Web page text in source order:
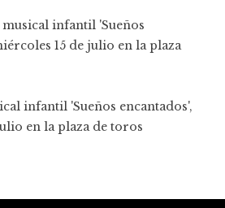
infantil 'Sueños encantados',
en la plaza de toros